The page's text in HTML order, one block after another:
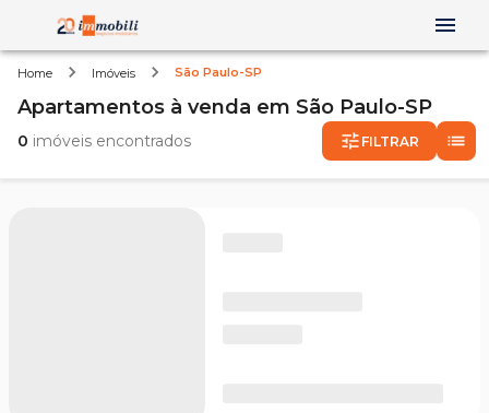
Home Imóveis São Paulo-SP
Apartamentos à venda em São Paulo-SP
0 imóveis encontrados FILTRAR